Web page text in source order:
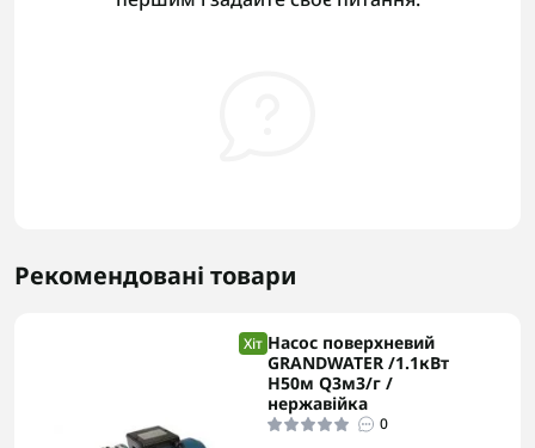
Рекомендовані товари
Хіт Насос поверхневий
GRANDWATER /1.1кВт
H50м Q3м3/г /
нержавійка
0